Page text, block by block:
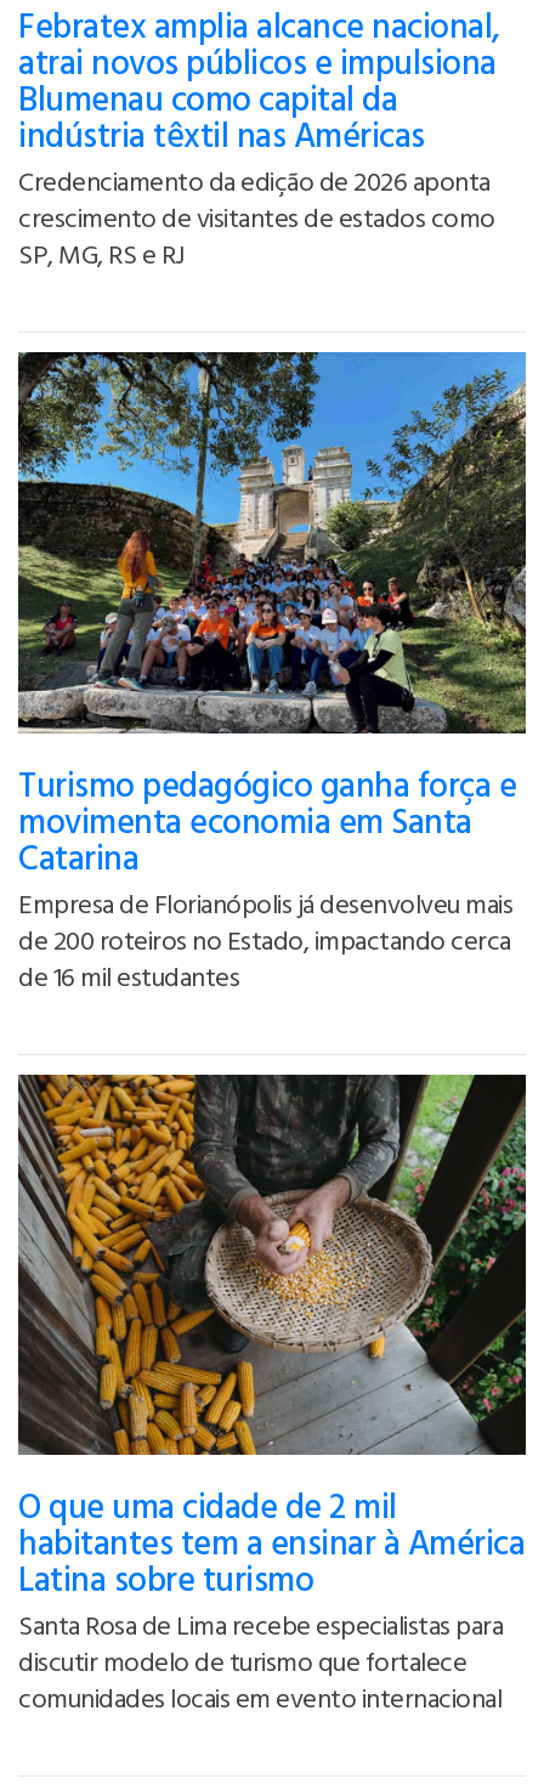
Febratex amplia alcance nacional,
atrai novos públicos e impulsiona
Blumenau como capital da
indústria têxtil nas Américas
Credenciamento da edição de 2026 aponta
crescimento de visitantes de estados como
SP, MG, RS e RJ
Turismo pedagógico ganha força e
movimenta economia em Santa
Catarina
Empresa de Florianópolis já desenvolveu mais
de 200 roteiros no Estado, impactando cerca
de 16 mil estudantes
O que uma cidade de 2 mil
habitantes tem a ensinar à América
Latina sobre turismo
Santa Rosa de Lima recebe especialistas para
discutir modelo de turismo que fortalece
comunidades locais em evento internacional